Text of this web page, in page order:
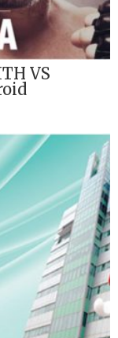
VS